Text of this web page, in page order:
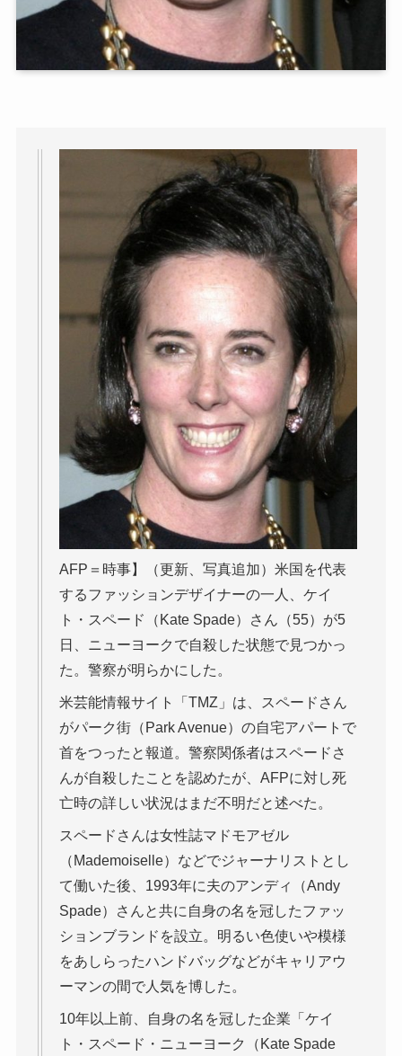
AFP＝時事】（更新、写真追加）米国を代表
するファッションデザイナーの一人、ケイ
ト・スペード（Kate Spade）さん（55）が5
日、ニューヨークで自殺した状態で見つかっ
た。警察が明らかにした。
米芸能情報サイト「TMZ」は、スペードさん
がパーク街（Park Avenue）の自宅アパートで
首をつったと報道。警察関係者はスペードさ
んが自殺したことを認めたが、AFPに対し死
亡時の詳しい状況はまだ不明だと述べた。
スペードさんは女性誌マドモアゼル
（Mademoiselle）などでジャーナリストとし
て働いた後、1993年に夫のアンディ（Andy
Spade）さんと共に自身の名を冠したファッ
ションブランドを設立。明るい色使いや模様
をあしらったハンドバッグなどがキャリアウ
ーマンの間で人気を博した。
10年以上前、自身の名を冠した企業「ケイ
ト・スペード・ニューヨーク（Kate Spade